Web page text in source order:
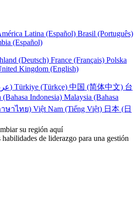
Latina (Español) Brasil (Português)
(Español)
(Deutsch) France (Français) Polska
Kingdom (English)
UAE (عربي) Türkiye (Türkçe) 中国 (简体中文) 台
(Bahasa Indonesia) Malaysia (Bahasa
ษาไทย) Việt Nam (Tiếng Việt) 日本 (日
su región aquí
de liderazgo para una gestión